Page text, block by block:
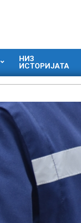
НИЗ
ИСТОРИЈАТА